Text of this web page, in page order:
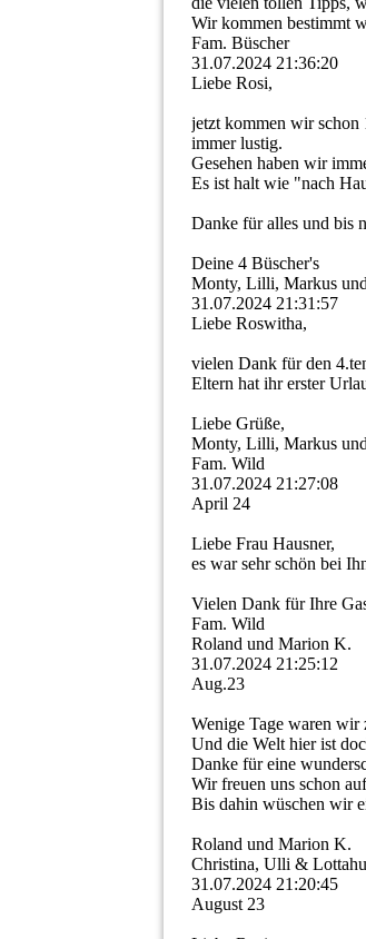
Wir kommen bestimmt
Fam. Büscher
31.07.2024 21:36:20
Liebe Rosi,
jetzt kommen wir schon
immer lustig.
Gesehen haben wir
Es ist halt wie "nach
Danke für alles und bis
Deine 4 Büscher's
Monty, Lilli, Markus
31.07.2024 21:31:57
Liebe Roswitha,
vielen Dank für den
Eltern hat ihr erster
Liebe Grüße,
Monty, Lilli, Markus
Fam. Wild
31.07.2024 21:27:08
April 24
Liebe Frau Hausner,
es war sehr schön bei
Vielen Dank für Ihre
Fam. Wild
Roland und Marion K.
31.07.2024 21:25:12
Aug.23
Wenige Tage waren wir
Und die Welt hier ist
Danke für eine
Wir freuen uns schon
Bis dahin wüschen wir
Roland und Marion K.
Christina, Ulli &
31.07.2024 21:20:45
August 23